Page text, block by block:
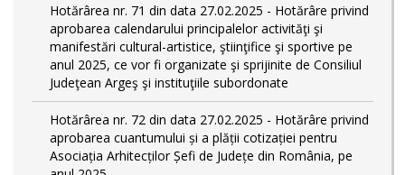
Hotărârea nr. 71 din data 27.02.2025 - Hotărâre privind
aprobarea calendarului principalelor activităţi şi
manifestări cultural-artistice, ştiinţifice şi sportive pe
anul 2025, ce vor fi organizate şi sprijinite de Consiliul
Judeţean Argeş şi instituţiile subordonate
Hotărârea nr. 72 din data 27.02.2025 - Hotărâre privind
aprobarea cuantumului și a plății cotizației pentru
Asociația Arhitecților Șefi de Județe din România, pe